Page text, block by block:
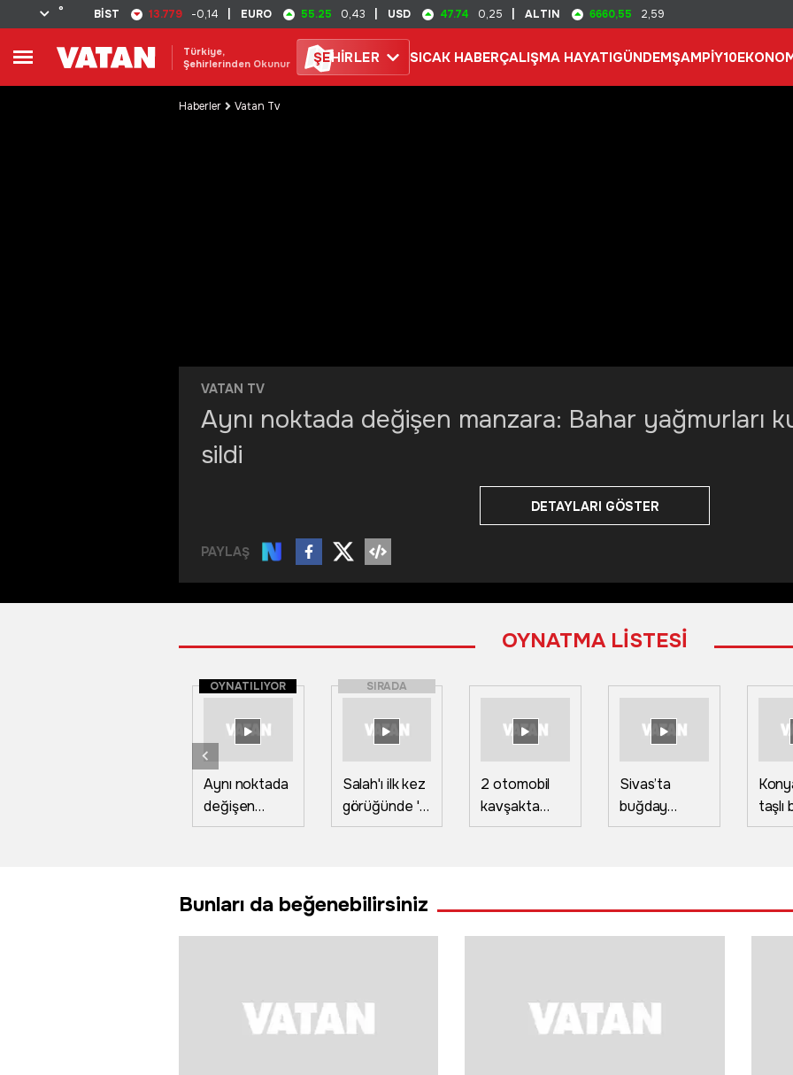
° BİST 13.779 -0,14 EURO 55.25 0,43 USD 47.74 0,25 ALTIN 6660,55 2,59
Türkiye,
Şehirlerinden Okunur
ŞEHİRLER SICAK HABERÇALIŞMA HAYATIGÜNDEMŞAMPİY10
Haberler Vatan Tv
VATAN TV
Aynı noktada değişen manzara: Bahar yağmurları
sildi
DETAYLARI GÖSTER
PAYLAŞ
OYNATMA LİSTESİ
OYNATILIYOR
Aynı noktada
değişen
manzara:
kuraklığın
izlerini sildi
SIRADA
Salah'ı ilk kez
görüğünde 'O
ne bilama
anları anlattı
2 otomobil
kavşakta
çarpıştı 9 kişi
Sivas’ta
buğday
tarlasında
taşlı
Bunları da beğenebilirsiniz